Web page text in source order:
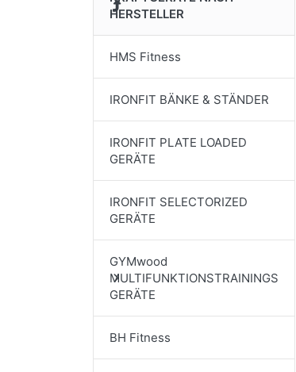
HERSTELLER
HMS Fitness
IRONFIT BÄNKE & STÄNDER
IRONFIT PLATE LOADED
GERÄTE
IRONFIT SELECTORIZED
GERÄTE
GYMwood
MULTIFUNKTIONSTRAININGS
GERÄTE
BH Fitness